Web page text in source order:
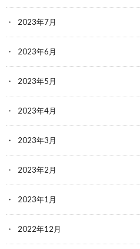
2023年7月
2023年6月
2023年5月
2023年4月
2023年3月
2023年2月
2023年1月
2022年12月